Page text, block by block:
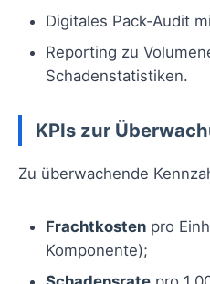
Digitales Pack‑Audit
Reporting zu
Schadenstatistiken.
KPIs zur
Zu überwachende
Frachtkosten pro
Komponente);